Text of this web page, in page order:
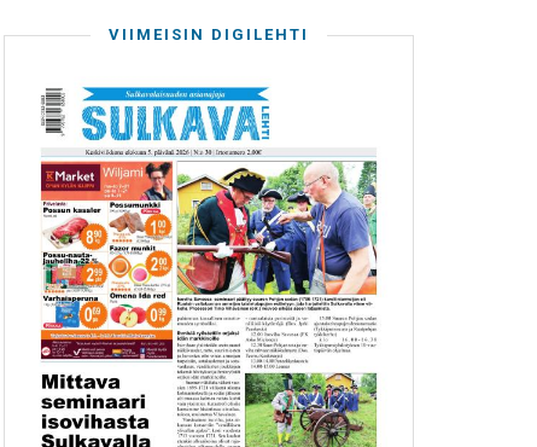
VIIMEISIN DIGILEHTI